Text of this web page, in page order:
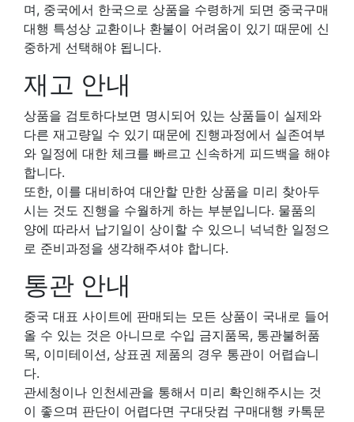
며, 중국에서 한국으로 상품을 수령하게 되면 중국구매
대행 특성상 교환이나 환불이 어려움이 있기 때문에 신
중하게 선택해야 됩니다.
재고 안내
상품을 검토하다보면 명시되어 있는 상품들이 실제와
다른 재고량일 수 있기 때문에 진행과정에서 실존여부
와 일정에 대한 체크를 빠르고 신속하게 피드백을 해야
합니다.
또한, 이를 대비하여 대안할 만한 상품을 미리 찾아두
시는 것도 진행을 수월하게 하는 부분입니다. 물품의
양에 따라서 납기일이 상이할 수 있으니 넉넉한 일정으
로 준비과정을 생각해주셔야 합니다.
통관 안내
중국 대표 사이트에 판매되는 모든 상품이 국내로 들어
올 수 있는 것은 아니므로 수입 금지품목, 통관불허품
목, 이미테이션, 상표권 제품의 경우 통관이 어렵습니
다.
관세청이나 인천세관을 통해서 미리 확인해주시는 것
이 좋으며 판단이 어렵다면 구대닷컴 구매대행 카톡문